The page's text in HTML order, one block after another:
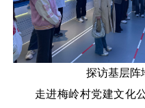
探访基层阵
走进梅岭村党建文化